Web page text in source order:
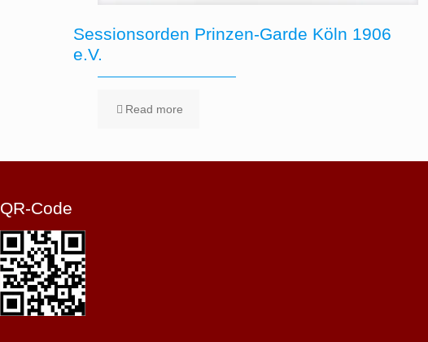
Sessionsorden Prinzen-Garde Köln 1906
e.V.
Read more
QR-Code